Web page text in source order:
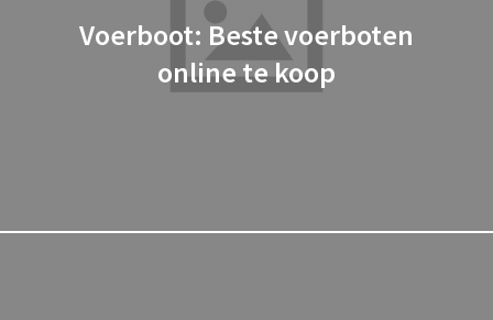
Voerboot: Beste voerboten
online te koop